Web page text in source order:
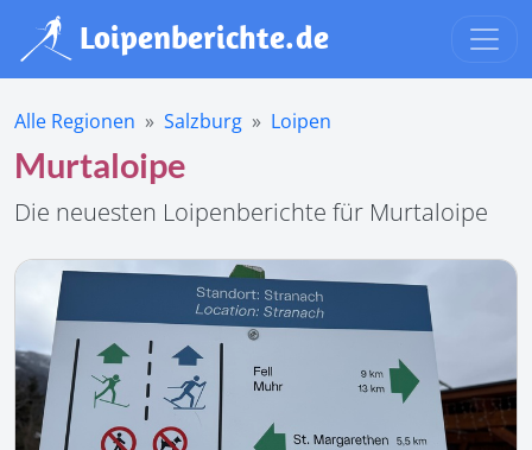
Alle Regionen Salzburg Loipen
Murtaloipe
Die neuesten Loipenberichte für Murtaloipe